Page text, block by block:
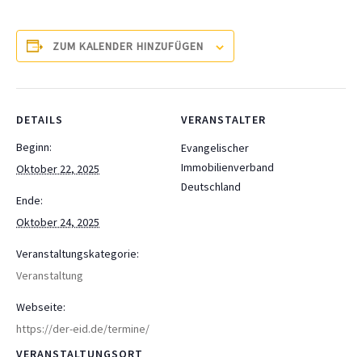
ZUM KALENDER HINZUFÜGEN
DETAILS
Beginn:
Oktober 22, 2025
Ende:
Oktober 24, 2025
Veranstaltungskategorie:
Veranstaltung
Webseite:
https://der-eid.de/termine/
VERANSTALTUNGSORT
VERANSTALTER
Evangelischer
Immobilienverband
Deutschland